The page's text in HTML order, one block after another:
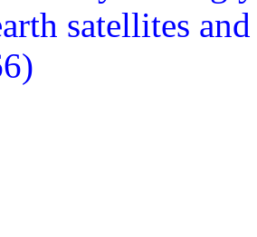
satellites